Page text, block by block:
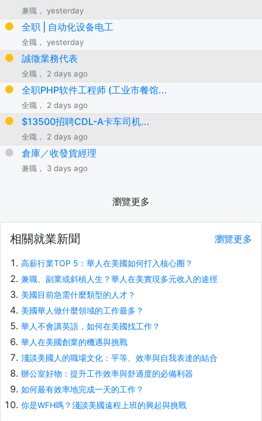
兼職， yesterday
全职 | 自动化设备电工
全職， yesterday
誠徵業務代表
全職， 2 days ago
全职PHP软件工程师 (工业市餐馆...
全職， 2 days ago
$13500招聘CDL-A卡车司机...
全職， 2 days ago
倉庫／收發貨經理
兼職， 3 days ago
瀏覽更多
相關就業新聞 瀏覽更多
高薪行業TOP 5：華人在美國如何打入核心圈？
兼職、副業或斜槓人生？華人在美實現多元收入的途徑
美國目前急需什麼類型的人才？
美國華人做什麼領域的工作最多？
華人不會講英語，如何在美國找工作？
華人在美國創業的機遇與挑戰
淺談美國人的職場文化：平等、效率與自我表達的結合
辦公室好物：提升工作效率與舒適度的必備利器
如何最有效率地完成一天的工作？
你是WFH嗎？淺談美國遠程上班的興起與挑戰